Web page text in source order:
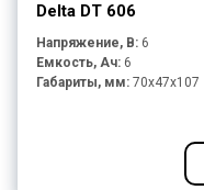
Delta DT 606
Напряжение, В: 6
Емкость, Ач: 6
Габариты, мм: 70x47x107